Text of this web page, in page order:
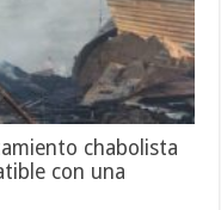
chabolista
con una